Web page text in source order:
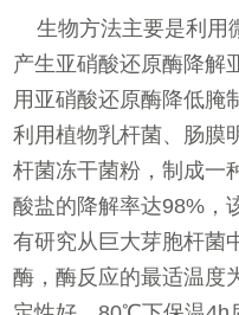
生物方法主要是利用
产生亚硝酸还原酶降解
用亚硝酸还原酶降低腌
利用植物乳杆菌、肠膜
杆菌冻干菌粉，制成一
酸盐的降解率达98%，
有研究从巨大芽胞杆菌
酶，酶反应的最适温度